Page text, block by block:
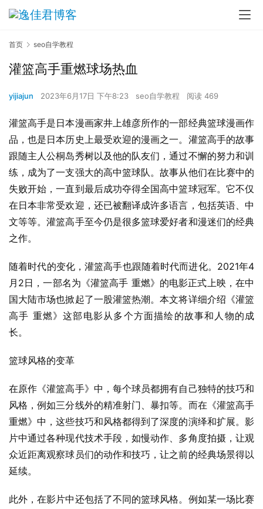
首页 seo自学教程
灌篮高手重燃球场热血
yijiajun 2023年6月17日 下午8:23 seo自学教程 阅读 469
灌篮高手是日本漫画家井上雄彦所作的一部经典篮球漫画作
品，也是日本历史上最受欢迎的漫画之一。灌篮高手的故事
跟随主人公桐岛秀树以及他的队友们，通过不懈的努力和训
练，成为了一支强大的高中篮球队。故事从他们在比赛中的
失败开始，一直到最后成功夺得全国高中篮球冠军。它不仅
在日本非常受欢迎，还已被翻译成许多语言，包括英语、中
文等等。灌篮高手至今仍是很多篮球爱好者和漫迷们的经典
之作。
随着时代的变化，灌篮高手也跟随着时代而进化。2021年4
月2日，一部名为《灌篮高手 重燃》的电影正式上映，在中
国大陆市场也掀起了一股灌篮热潮。本文将详细介绍《灌篮
高手 重燃》这部电影从多个方面描绘的故事和人物的成
长。
篮球风格的变革
在原作《灌篮高手》中，每个球员都拥有自己独特的技巧和
风格，例如三分线外的精准射门、暴扣等。而在《灌篮高手
重燃》中，这些技巧和风格都得到了深度的演绎和扩展。影
片中通过各种现代技术手段，如慢动作、多角度拍摄，让观
众近距离观察球员们的动作和技巧，让之前的经典场景得以
延续。
此外，在影片中还包括了不同的篮球风格。例如某一场比赛